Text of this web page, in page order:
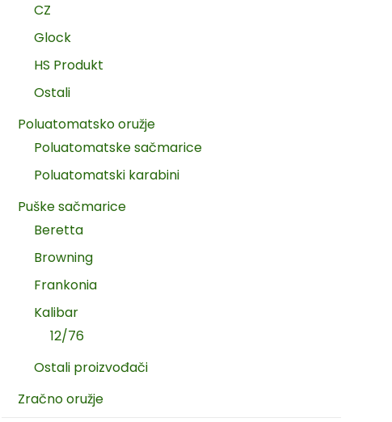
CZ
Glock
HS Produkt
Ostali
Poluatomatsko oružje
Poluatomatske sačmarice
Poluatomatski karabini
Puške sačmarice
Beretta
Browning
Frankonia
Kalibar
12/76
Ostali proizvođači
Zračno oružje